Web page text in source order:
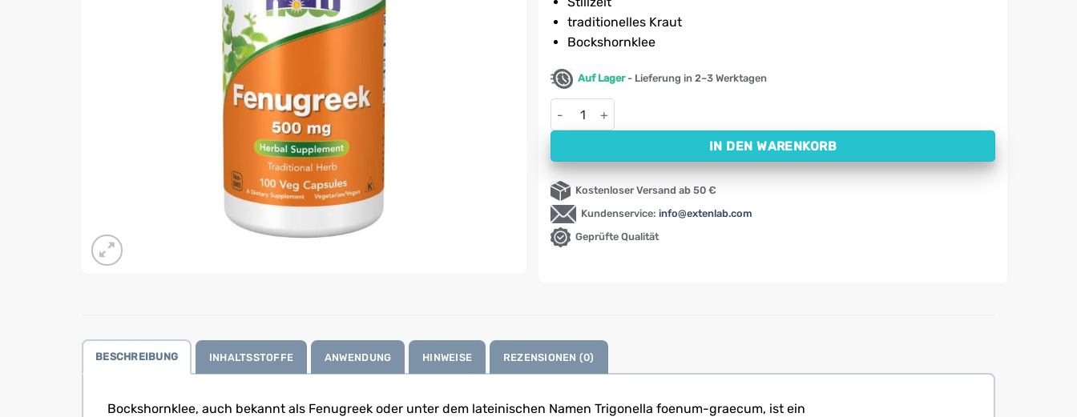
traditionelles Kraut
Bockshornklee
Auf Lager- Lieferung in 2–3 Werktagen
Bockshornklee, Fenugreek NOW, 500 mg (100 Kapseln) Menge
IN DEN WARENKORB
Kostenloser Versand ab 50 €
Kundenservice: info@extenlab.com
Geprüfte Qualität
BESCHREIBUNG INHALTSSTOFFE ANWENDUNG HINWEISE REZENSIONEN (0)
Bockshornklee, auch bekannt als Fenugreek oder unter dem lateinischen Namen Trigonella foenum-graecum, ist ein